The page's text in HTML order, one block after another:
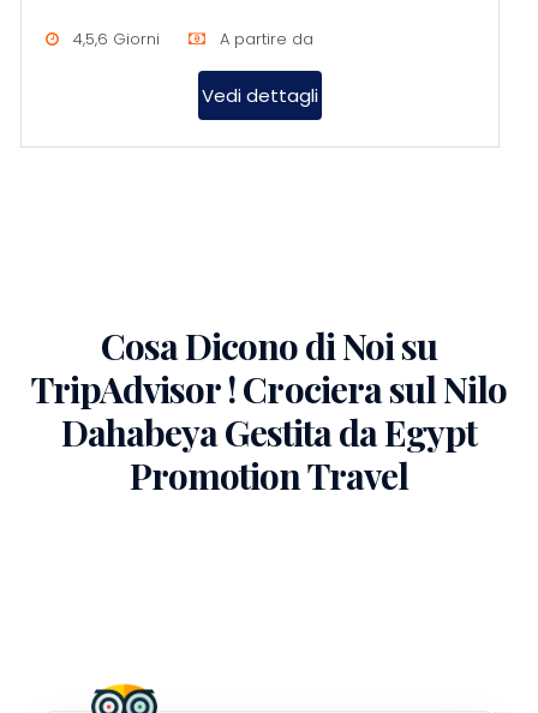
4,5,6 Giorni A partire da
Vedi dettagli
Cosa Dicono di Noi su
TripAdvisor ! Crociera sul Nilo
Dahabeya Gestita da Egypt
Promotion Travel